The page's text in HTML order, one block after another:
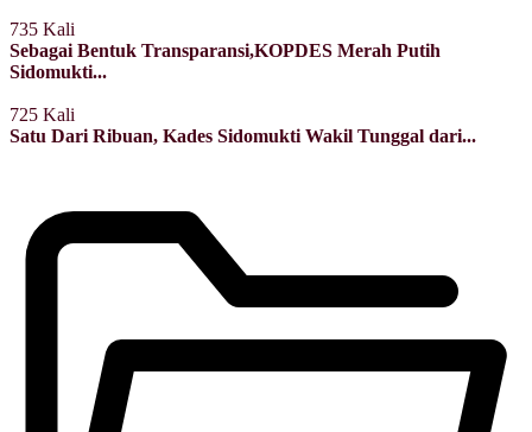
735 Kali
Sebagai Bentuk Transparansi,KOPDES Merah Putih
Sidomukti...
725 Kali
Satu Dari Ribuan, Kades Sidomukti Wakil Tunggal dari...